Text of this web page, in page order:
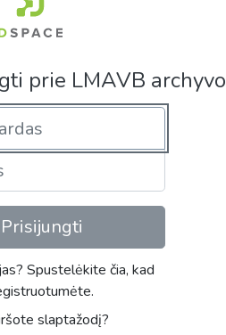
prie LMAVB archyvo
Spustelėkite čia, kad
slaptažodį?